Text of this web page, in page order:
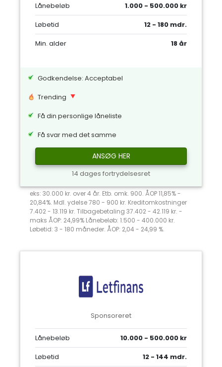
Lånebeløb
1.000 - 500.000 kr
Løbetid
12 - 180 mdr.
Min. alder
18 år
Godkendelse: Acceptabel
Trending
Få din personlige låneliste
Få svar med det samme
ANSØG HER
14 dages fortrydelsesret
eks: 30.000 kr. over 4 år. Etb. omk. 900. ÅOP 11,85% -
20,84%. Mdl. ydelse 780 - 900 kr. Kreditomkostninger
7.402 - 13.119 kr. Tilbagebetaling 37.402 - 42.119 kr. -
maks ÅOP: 24,99% Lånebeløb: 1.500 - 400.000 kr.
Løbetid: 3 - 180 måneder. ÅOP: 2,04 - 24,99 %.
Sponsoreret
Lånebeløb
10.000 - 500.000 kr
Løbetid
12 - 144 mdr.